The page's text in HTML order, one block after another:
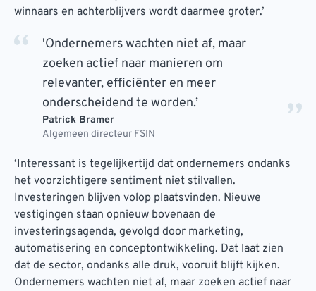
winnaars en achterblijvers wordt daarmee groter.’
'Ondernemers wachten niet af, maar
zoeken actief naar manieren om
relevanter, efficiënter en meer
onderscheidend te worden.’
Patrick Bramer
Algemeen directeur FSIN
‘Interessant is tegelijkertijd dat ondernemers ondanks
het voorzichtigere sentiment niet stilvallen.
Investeringen blijven volop plaatsvinden. Nieuwe
vestigingen staan opnieuw bovenaan de
investeringsagenda, gevolgd door marketing,
automatisering en conceptontwikkeling. Dat laat zien
dat de sector, ondanks alle druk, vooruit blijft kijken.
Ondernemers wachten niet af, maar zoeken actief naar